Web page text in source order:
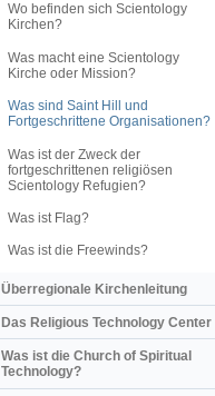
Wo befinden sich Scientology
Kirchen?
Was macht eine Scientology
Kirche oder Mission?
Was sind Saint Hill und
Fortgeschrittene Organisationen?
Was ist der Zweck der
fortgeschrittenen religiösen
Scientology Refugien?
Was ist Flag?
Was ist die Freewinds?
Überregionale Kirchenleitung
Das Religious Technology Center
Was ist die Church of Spiritual
Technology?